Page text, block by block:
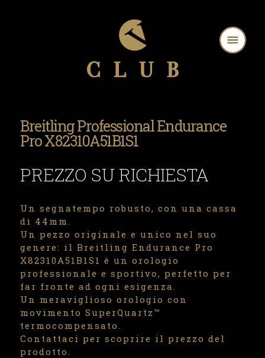
Breitling Professional Endurance
Pro X82310A51B1S1
PREZZO SU RICHIESTA
Un segnatempo robusto, con una cassa
di 44mm.
Un pezzo originale e unico nel suo
genere: il Breitling Endurance Pro
X82310A51B1S1 è un orologio
professionale e sportivo, perfetto per
far fronte ad ogni esigenza.
Un meraviglioso orologio con
movimento SuperQuartz™
termocompensato.
Contattaci per scoprire il prezzo del
prodotto.